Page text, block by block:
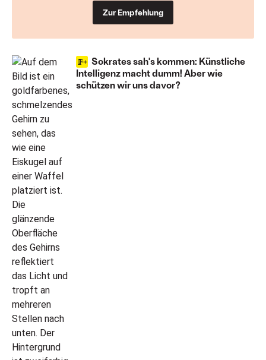
Sokrates sah's kommen: Künstliche
Intelligenz macht dumm! Aber wie
schützen wir uns davor?
Zur Empfehlung